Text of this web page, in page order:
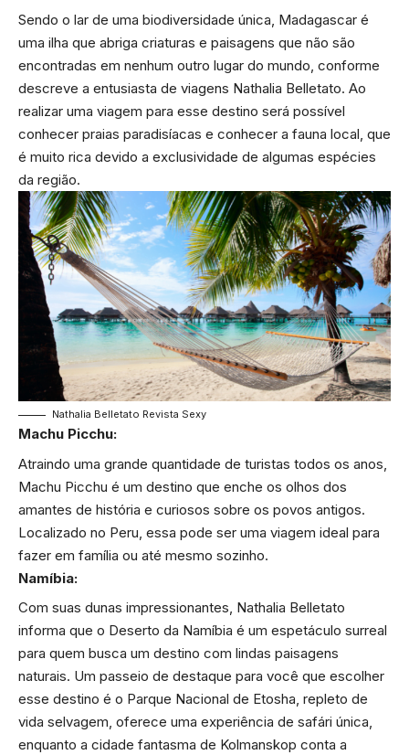
Sendo o lar de uma biodiversidade única, Madagascar é
uma ilha que abriga criaturas e paisagens que não são
encontradas em nenhum outro lugar do mundo, conforme
descreve a entusiasta de viagens Nathalia Belletato. Ao
realizar uma viagem para esse destino será possível
conhecer praias paradisíacas e conhecer a fauna local, que
é muito rica devido a exclusividade de algumas espécies
da região.
Nathalia Belletato Revista Sexy
Machu Picchu:
Atraindo uma grande quantidade de turistas todos os anos,
Machu Picchu é um destino que enche os olhos dos
amantes de história e curiosos sobre os povos antigos.
Localizado no Peru, essa pode ser uma viagem ideal para
fazer em família ou até mesmo sozinho.
Namíbia:
Com suas dunas impressionantes, Nathalia Belletato
informa que o Deserto da Namíbia é um espetáculo surreal
para quem busca um destino com lindas paisagens
naturais. Um passeio de destaque para você que escolher
esse destino é o Parque Nacional de Etosha, repleto de
vida selvagem, oferece uma experiência de safári única,
enquanto a cidade fantasma de Kolmanskop conta a